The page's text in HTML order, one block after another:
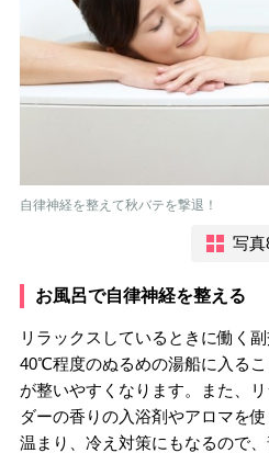
自律神経を整えて秋バテを撃退！
写真
お風呂で自律神経を整える
リラックスしているときに働く
40℃程度のぬるめの湯船に入る
が整いやすくなります。また、
ダーの香りの入浴剤やアロマを
温まり、冷え対策にもなるので